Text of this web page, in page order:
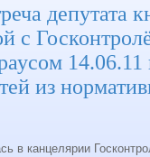
депутата
с
14.06.11
из
в канцелярии